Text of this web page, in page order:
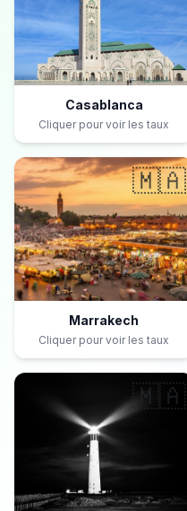
Casablanca
Cliquer pour voir les taux
🇲🇦
Marrakech
Cliquer pour voir les taux
🇲🇦